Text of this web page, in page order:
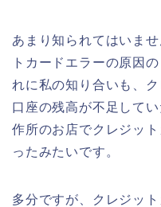
あまり知られてはいま
トカードエラーの原因
れに私の知り合いも、
口座の残高が不足して
作所のお店でクレジッ
ったみたいです。
多分ですが、クレジッ